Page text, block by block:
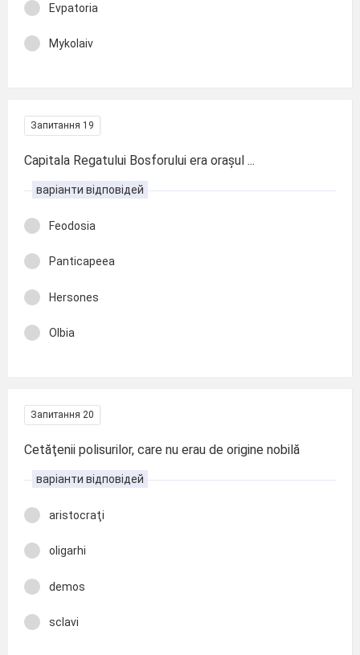
Evpatoria
Mykolaiv
Запитання 19
Capitala Regatului Bosforului era orașul ...
варіанти відповідей
Feodosia
Panticapeea
Hersones
Olbia
Запитання 20
Cetăţenii polisurilor, care nu erau de origine nobilă
варіанти відповідей
aristocraţi
oligarhi
demos
sclavi